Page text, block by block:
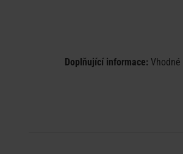
Doplňující informace:Vhodné